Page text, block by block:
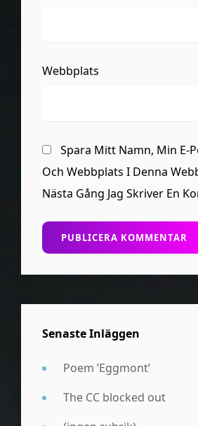
Webbplats
Spara Mitt Namn, Min E-
Och Webbplats I Denna
Nästa Gång Jag Skriver En
Senaste Inläggen
Poem ’Eggmont’
The CC blocked out